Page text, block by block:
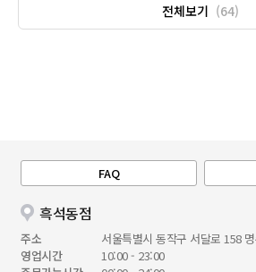
전체보기 (64)
FAQ
흑석동점
주소
서울특별시 동작구 서달로 158
영업시간
10:00 - 23:00